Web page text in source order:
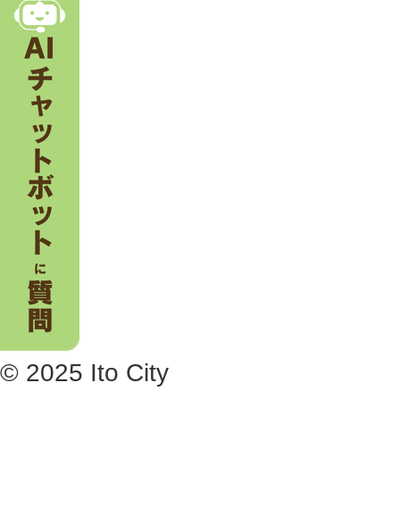
。
© 2025 Ito City